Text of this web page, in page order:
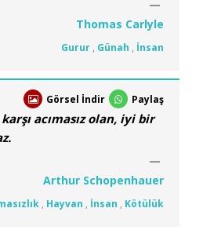
Thomas Carlyle
Gurur , Günah , İnsan
Görsel İndir Paylaş
acımasız olan, iyi bir
Arthur Schopenhauer
, Hayvan , İnsan , Kötülük